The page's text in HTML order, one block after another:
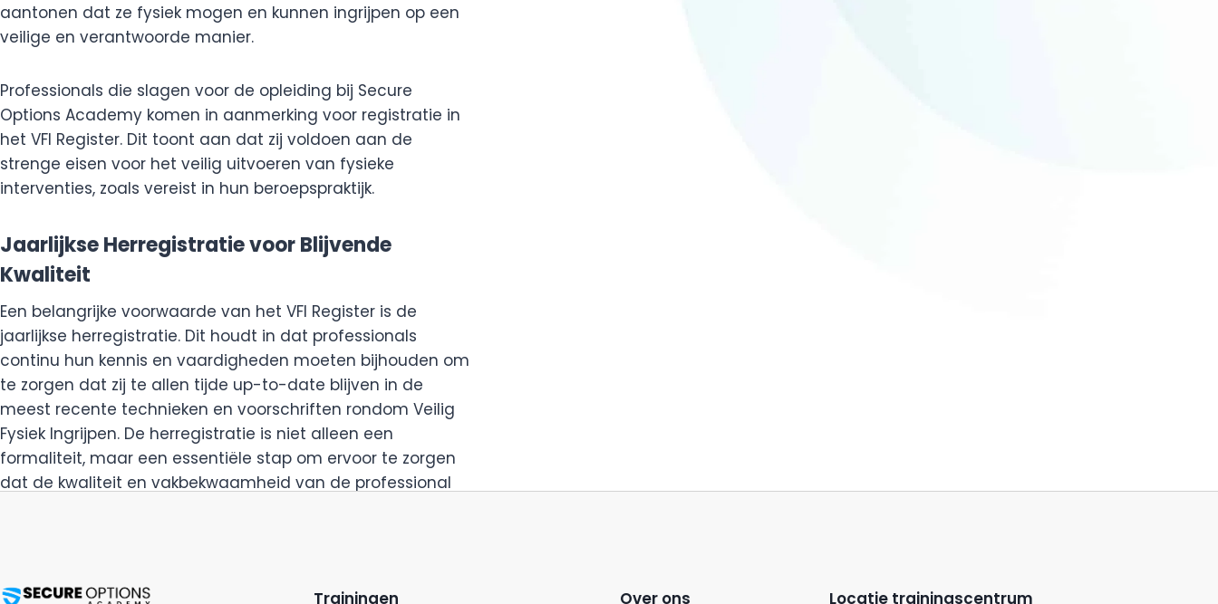
aantonen dat ze fysiek mogen en kunnen ingrijpen op een
veilige en verantwoorde manier.
Professionals die slagen voor de opleiding bij Secure
Options Academy komen in aanmerking voor registratie in
het VFI Register. Dit toont aan dat zij voldoen aan de
strenge eisen voor het veilig uitvoeren van fysieke
interventies, zoals vereist in hun beroepspraktijk.
Jaarlijkse Herregistratie voor Blijvende
Kwaliteit
Een belangrijke voorwaarde van het VFI Register is de
jaarlijkse herregistratie. Dit houdt in dat professionals
continu hun kennis en vaardigheden moeten bijhouden om
te zorgen dat zij te allen tijde up-to-date blijven in de
meest recente technieken en voorschriften rondom Veilig
Fysiek Ingrijpen. De herregistratie is niet alleen een
formaliteit, maar een essentiële stap om ervoor te zorgen
dat de kwaliteit en vakbekwaamheid van de professional
Trainingen Over ons Locatie trainingscentrum